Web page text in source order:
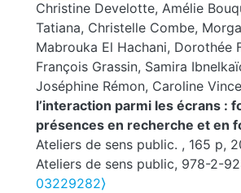
Christine Develotte, Amélie
Tatiana, Christelle Combe,
Mabrouka El Hachani, Dorothée
François Grassin, Samira
Joséphine Rémon, Caroline
l’interaction parmi les écrans :
présences en recherche et en
Ateliers de sens public. , 165 p,
Ateliers de sens public, 978-2-
03229282⟩